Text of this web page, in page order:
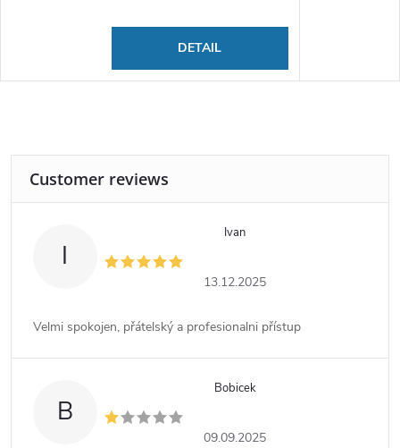
DETAIL
I
Ivan
13.12.2025
Velmi spokojen, přátelský a profesionalni přístup
B
Bobicek
09.09.2025